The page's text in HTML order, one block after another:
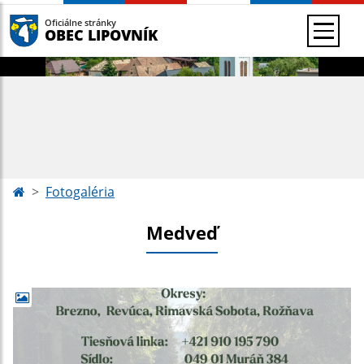
Oficiálne stránky
OBEC LIPOVNÍK
Fotogaléria
Medveď